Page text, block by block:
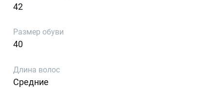
42
Размер обуви
40
Длина волос
Средние